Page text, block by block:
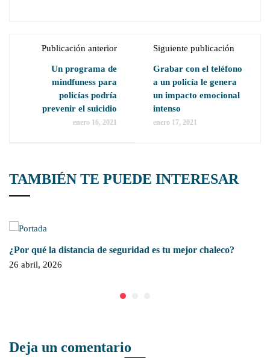
Publicación anterior
Un programa de
mindfuness para
policías podría
prevenir el suicidio
enero 16, 2021
Siguiente publicación
Grabar con el teléfono
a un policía le genera
un impacto emocional
intenso
enero 17, 2021
TAMBIÉN TE PUEDE INTERESAR
¿Por qué la distancia de seguridad es tu mejor chaleco?
26 abril, 2026
Deja un comentario